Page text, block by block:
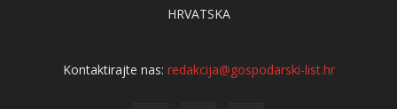
HRVATSKA
Kontaktirajte nas: redakcija@gospodarski-list.hr